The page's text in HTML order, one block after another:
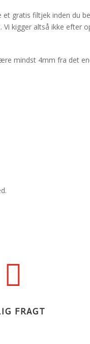
et gratis filtjek inden du
kigger altså ikke efter
mindst 4mm fra det

FRAGT